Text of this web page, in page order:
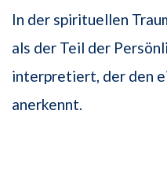
In der spirituellen
als der Teil der
interpretiert, der den
anerkennt.